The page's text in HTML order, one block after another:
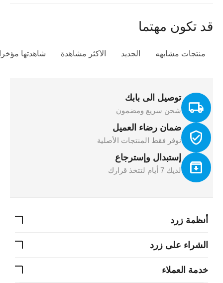
قد تكون مهتما
منتجات مشابهه الجديد الأكثر مشاهدة شاهدتها مؤخرا
توصيل الى بابك
شحن سريع ومضمون
ضمان رضاء العميل
نوفر فقط المنتجات الأصلية
إستبدال وإسترجاع
لديك 7 أيام لتتخذ قرارك
أنظمة زرد
الشراء على زرد
خدمة العملاء